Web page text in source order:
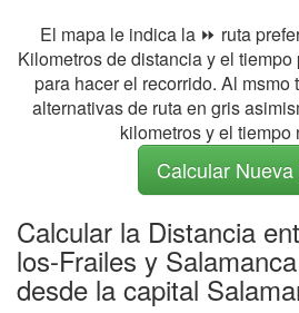
El mapa le indica la ⏩ ruta
Kilometros de distancia y el
para hacer el recorrido. Al msmo
alternativas de ruta en gris
kilometros y el tiempo
Calcular
Calcular la Distancia
los-Frailes y
desde la capital